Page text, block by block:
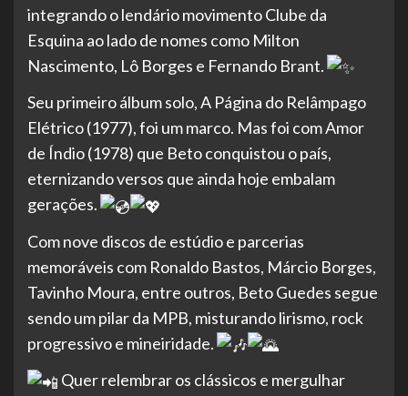
integrando o lendário movimento Clube da
Esquina ao lado de nomes como Milton
Nascimento, Lô Borges e Fernando Brant.
Seu primeiro álbum solo, A Página do Relâmpago
Elétrico (1977), foi um marco. Mas foi com Amor
de Índio (1978) que Beto conquistou o país,
eternizando versos que ainda hoje embalam
gerações.
Com nove discos de estúdio e parcerias
memoráveis com Ronaldo Bastos, Márcio Borges,
Tavinho Moura, entre outros, Beto Guedes segue
sendo um pilar da MPB, misturando lirismo, rock
progressivo e mineiridade.
Quer relembrar os clássicos e mergulhar